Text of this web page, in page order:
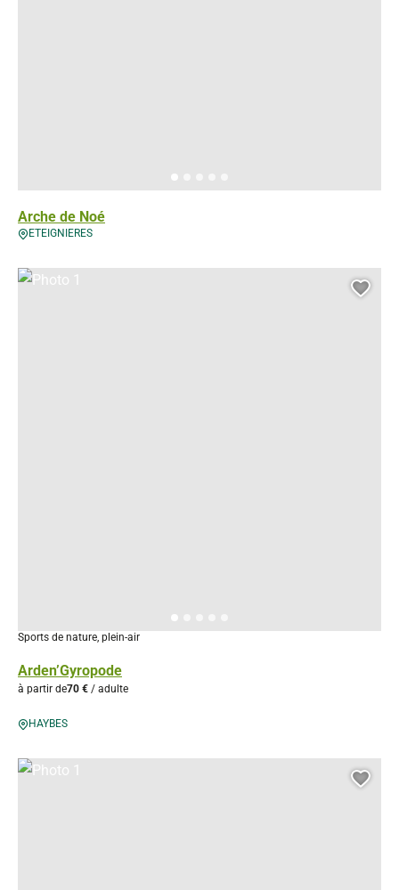
Arche de Noé
ETEIGNIERES
Arden’Gyropode
Sports de nature, plein-air
à partir de70 € / adulte
HAYBES
Photo 1, © Droits gérés
Photo 1